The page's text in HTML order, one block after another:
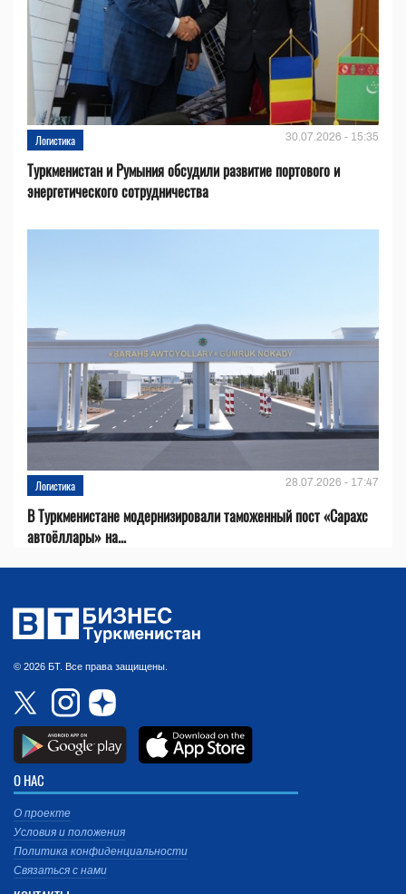
Логистика 30.07.2026 - 15:35
Туркменистан и Румыния обсудили развитие портового и
энергетического сотрудничества
Логистика 28.07.2026 - 17:47
В Туркменистане модернизировали таможенный пост «Сарахс
автоёллары» на...
© 2026 БТ. Все права защищены.
О НАС
О проекте
Условия и положения
Политика конфиденциальности
Связаться с нами